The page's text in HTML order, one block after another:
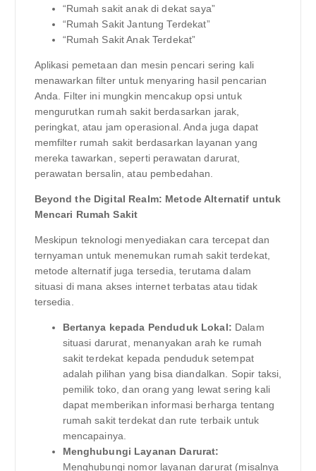
“Rumah sakit anak di dekat saya”
“Rumah Sakit Jantung Terdekat”
“Rumah Sakit Anak Terdekat”
Aplikasi pemetaan dan mesin pencari sering kali
menawarkan filter untuk menyaring hasil pencarian
Anda. Filter ini mungkin mencakup opsi untuk
mengurutkan rumah sakit berdasarkan jarak,
peringkat, atau jam operasional. Anda juga dapat
memfilter rumah sakit berdasarkan layanan yang
mereka tawarkan, seperti perawatan darurat,
perawatan bersalin, atau pembedahan.
Beyond the Digital Realm: Metode Alternatif untuk
Mencari Rumah Sakit
Meskipun teknologi menyediakan cara tercepat dan
ternyaman untuk menemukan rumah sakit terdekat,
metode alternatif juga tersedia, terutama dalam
situasi di mana akses internet terbatas atau tidak
tersedia.
Bertanya kepada Penduduk Lokal: Dalam
situasi darurat, menanyakan arah ke rumah
sakit terdekat kepada penduduk setempat
adalah pilihan yang bisa diandalkan. Sopir taksi,
pemilik toko, dan orang yang lewat sering kali
dapat memberikan informasi berharga tentang
rumah sakit terdekat dan rute terbaik untuk
mencapainya.
Menghubungi Layanan Darurat:
Menghubungi nomor layanan darurat (misalnya